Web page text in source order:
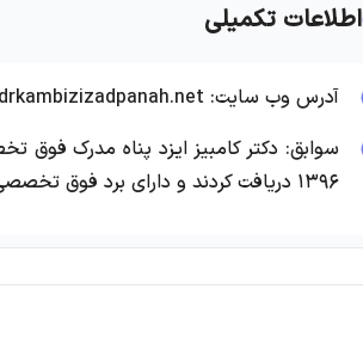
اطلاعات تکمیلی
آدرس وب سایت: www.drkambizizadpanah.net
سوابق: دکتر کامبیز ایزد پناه مدرک فوق
۱۳۹۶ دریافت کردند و دارای برد فوق تخصصی می باشند.